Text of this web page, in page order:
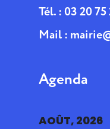
Tél. : 03 20 75
Mail :
Agenda
AOÛT, 2026